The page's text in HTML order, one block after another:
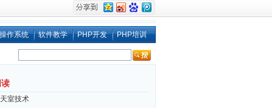
操作系统 软件教学 PHP开发 PHP培训
室技术